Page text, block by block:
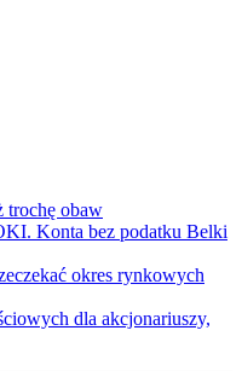
trochę obaw
Konta bez podatku Belki
okres rynkowych
dla akcjonariuszy,